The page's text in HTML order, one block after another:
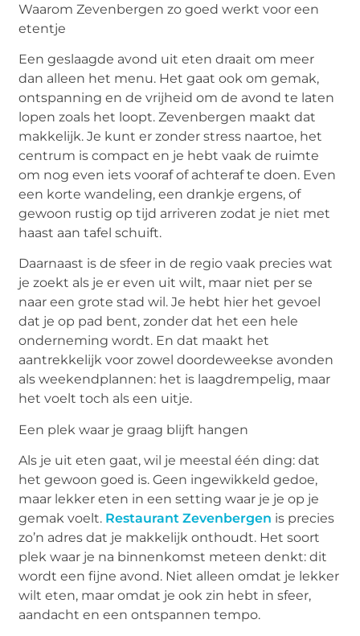
Waarom Zevenbergen zo goed werkt voor een
etentje
Een geslaagde avond uit eten draait om meer
dan alleen het menu. Het gaat ook om gemak,
ontspanning en de vrijheid om de avond te laten
lopen zoals het loopt. Zevenbergen maakt dat
makkelijk. Je kunt er zonder stress naartoe, het
centrum is compact en je hebt vaak de ruimte
om nog even iets vooraf of achteraf te doen. Even
een korte wandeling, een drankje ergens, of
gewoon rustig op tijd arriveren zodat je niet met
haast aan tafel schuift.
Daarnaast is de sfeer in de regio vaak precies wat
je zoekt als je er even uit wilt, maar niet per se
naar een grote stad wil. Je hebt hier het gevoel
dat je op pad bent, zonder dat het een hele
onderneming wordt. En dat maakt het
aantrekkelijk voor zowel doordeweekse avonden
als weekendplannen: het is laagdrempelig, maar
het voelt toch als een uitje.
Een plek waar je graag blijft hangen
Als je uit eten gaat, wil je meestal één ding: dat
het gewoon goed is. Geen ingewikkeld gedoe,
maar lekker eten in een setting waar je je op je
gemak voelt. Restaurant Zevenbergen is precies
zo’n adres dat je makkelijk onthoudt. Het soort
plek waar je na binnenkomst meteen denkt: dit
wordt een fijne avond. Niet alleen omdat je lekker
wilt eten, maar omdat je ook zin hebt in sfeer,
aandacht en een ontspannen tempo.